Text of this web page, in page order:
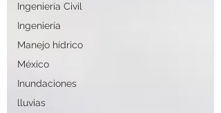
Ingeniería Civil
Ingeniería
Manejo hídrico
México
Inundaciones
lluvias